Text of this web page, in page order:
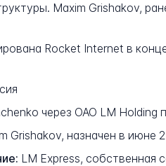
Maxim Grishakov,
Rocket Internet в
через ОАО LM Holding
Grishakov, назначен в июне
LM Express, собственная